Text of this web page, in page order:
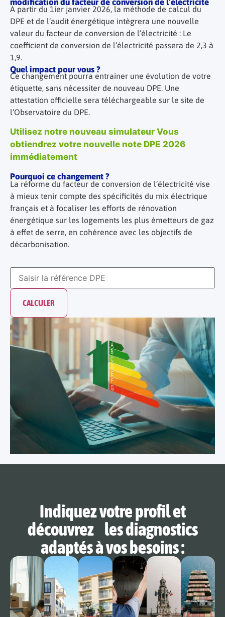
modification du facteur de conversion de l’électricité
A partir du 1ier janvier 2026, la méthode de calcul du
DPE et de l’audit énergétique intègrera une nouvelle
valeur du facteur de conversion de l’électricité : Le
coefficient de conversion de l’électricité passera de 2,3 à
1,9.
Quel impact pour vous ?
Ce changement pourra entrainer une évolution de votre
étiquette, sans nécessiter de nouveau DPE. Une
attestation officielle sera téléchargeable sur le site de
l’Observatoire du DPE.
Utilisez notre nouveau simulateur Vous
obtiendrez votre nouvelle note DPE 2026
immédiatement
Pourquoi ce changement ?
La réforme du facteur de conversion de l’électricité vise
à mieux tenir compte des spécificités du mix électrique
français et à focaliser les efforts de rénovation
énergétique sur les logements les plus émetteurs de gaz
à effet de serre, en cohérence avec les objectifs de
décarbonisation.
CALCULER
Indiquez votre profil et
découvrez les diagnostics
adaptés à vos besoins :